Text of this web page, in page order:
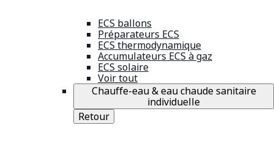
ECS ballons
Préparateurs ECS
ECS thermodynamique
Accumulateurs ECS à gaz
ECS solaire
Voir tout
Chauffe-eau & eau chaude sanitaire
individuelle
Retour